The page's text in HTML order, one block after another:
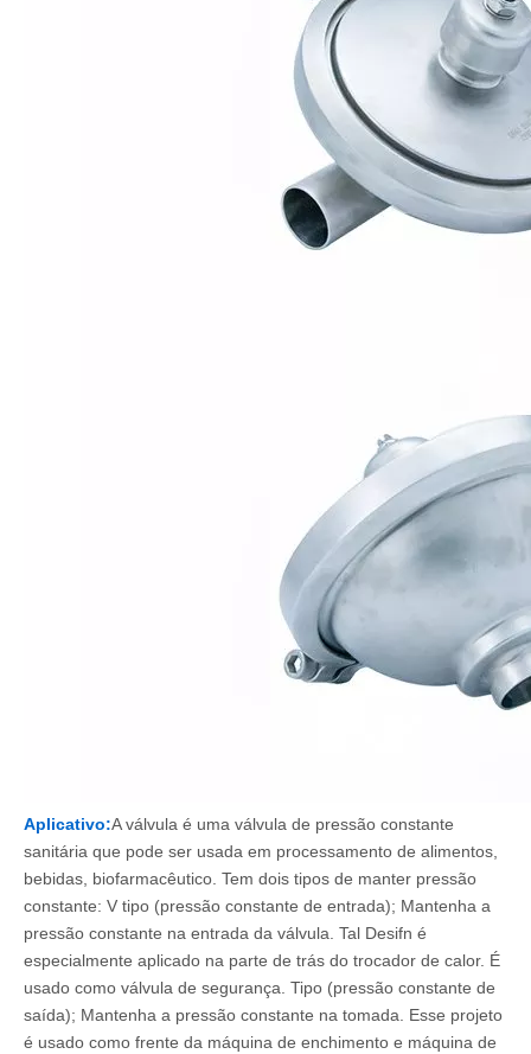
Aplicativo:A válvula é uma válvula de pressão constante
sanitária que pode ser usada em processamento de alimentos,
bebidas, biofarmacêutico. Tem dois tipos de manter pressão
constante: V tipo (pressão constante de entrada); Mantenha a
pressão constante na entrada da válvula. Tal Desifn é
especialmente aplicado na parte de trás do trocador de calor. É
usado como válvula de segurança. Tipo (pressão constante de
saída); Mantenha a pressão constante na tomada. Esse projeto
é usado como frente da máquina de enchimento e máquina de